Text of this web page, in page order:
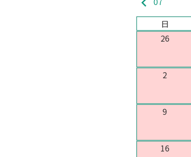
日
26
2
9
16